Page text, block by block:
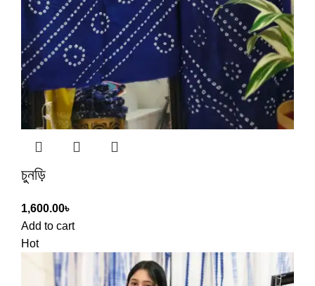
চুনড়ি
1,600.00৳
Add to cart
Hot